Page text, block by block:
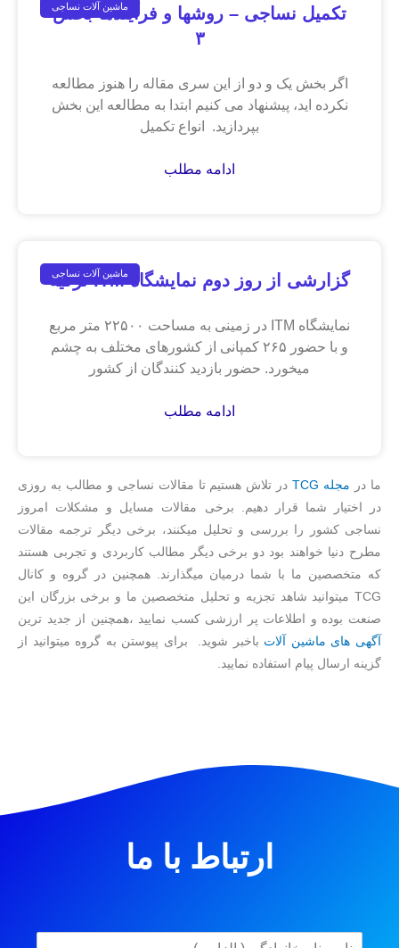
ماشین آلات نساجی
تکمیل نساجی – روشها و فرآیندها بخش
۳
اگر بخش یک و دو از این سری مقاله را هنوز مطالعه
نکرده اید، پیشنهاد می کنیم ابتدا به مطالعه این بخش
بپردازید. انواع تکمیل
ادامه مطلب
ماشین آلات نساجیگزارشی از روز دوم نمایشگاه ITM ترکیه
نمایشگاه ITM در زمینی به مساحت ۲۲۵۰۰ متر مربع
و با حضور ۲۶۵ کمپانی از کشورهای مختلف به چشم
میخورد. حضور بازدید کنندگان از کشور
ادامه مطلب
ما در مجله TCG
در تلاش هستیم تا مقالات نساجی و مطالب به روزی
در اختیار شما قرار دهیم. برخی مقالات مسایل و مشکلات امروز
نساجی کشور را بررسی و تحلیل میکنند، برخی دیگر ترجمه مقالات
مطرح دنیا خواهند بود دو برخی دیگر مطالب کاربردی و تجربی هستند
که متخصصین ما با شما درمیان میگذارند. همچنین در گروه و کانال
TCG میتوانید شاهد تجزیه و تحلیل متخصصین ما و برخی بزرگان این
صنعت بوده و اطلاعات پر ارزشی کسب نمایید ،همچنین از جدید ترین
آگهی های ماشین آلات باخبر شوید. برای پیوستن به گروه میتوانید از
گزینه ارسال پیام استفاده نمایید.
ارتباط با ما